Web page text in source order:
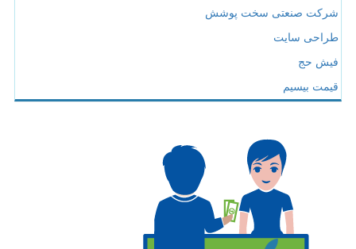
شرکت صنعتی سخت پوشش
طراحی سایت
فیش حج
قیمت بیسیم